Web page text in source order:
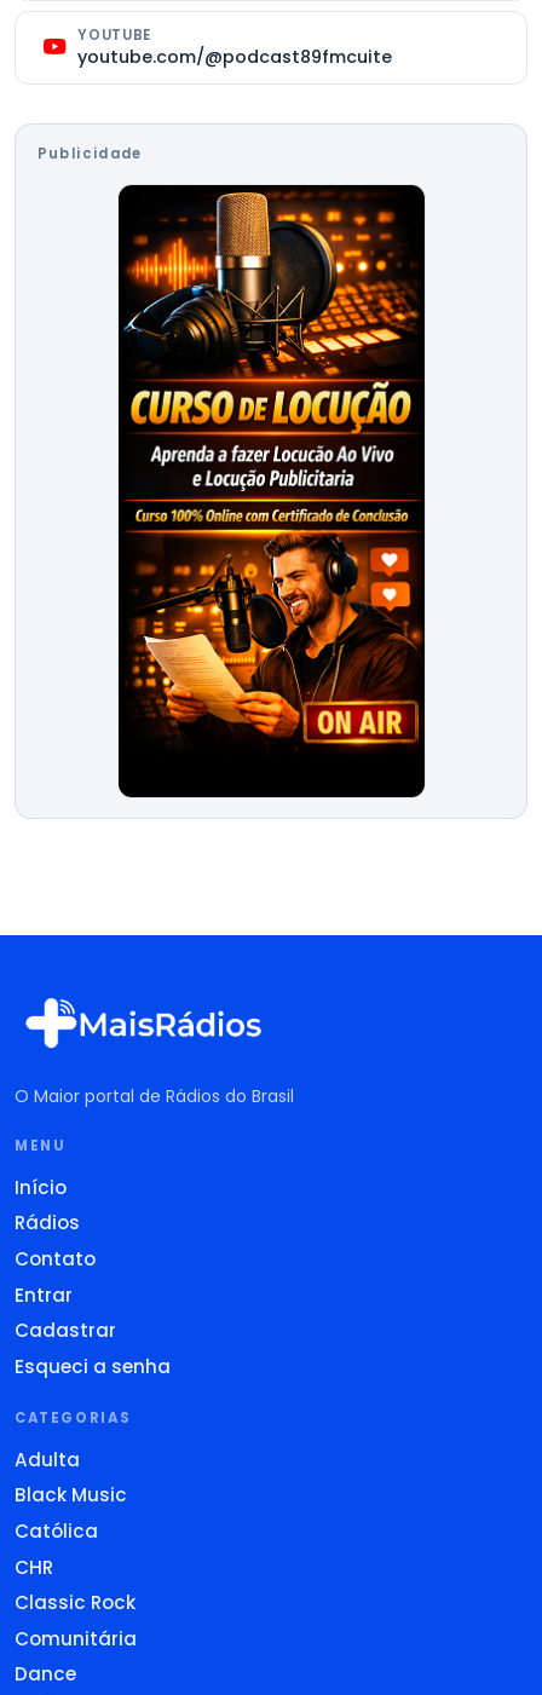
YOUTUBE
youtube.com/@podcast89fmcuite
Publicidade
O Maior portal de Rádios do Brasil
MENU
Início
Rádios
Contato
Entrar
Cadastrar
Esqueci a senha
CATEGORIAS
Adulta
Black Music
Católica
CHR
Classic Rock
Comunitária
Dance